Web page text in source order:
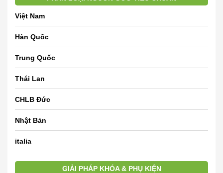
Việt Nam
Hàn Quốc
Trung Quốc
Thái Lan
CHLB Đức
Nhật Bản
italia
GIẢI PHÁP KHÓA & PHỤ KIỆN